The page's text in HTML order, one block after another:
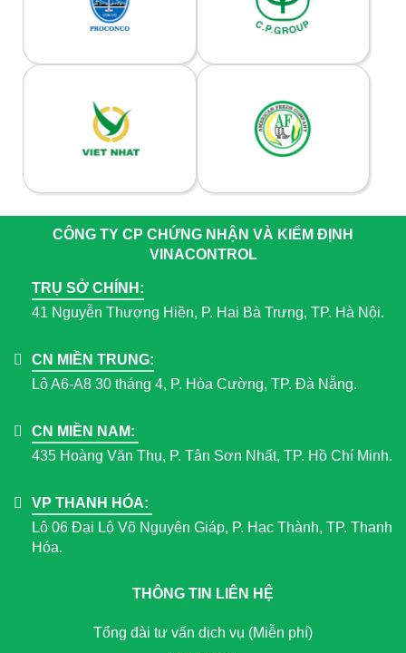
CÔNG TY CP CHỨNG NHẬN VÀ KIỂM ĐỊNH
VINACONTROL
TRỤ SỞ CHÍNH:
41 Nguyễn Thượng Hiền, P. Hai Bà Trưng, TP. Hà Nội.
CN MIỀN TRUNG:
Lô A6-A8 30 tháng 4, P. Hòa Cường, TP. Đà Nẵng.
CN MIỀN NAM:
435 Hoàng Văn Thụ, P. Tân Sơn Nhất, TP. Hồ Chí Minh.
VP THANH HÓA:
Lô 06 Đại Lộ Võ Nguyên Giáp, P. Hạc Thành, TP. Thanh
Hóa.
THÔNG TIN LIÊN HỆ
Tổng đài tư vấn dịch vụ (Miễn phí)